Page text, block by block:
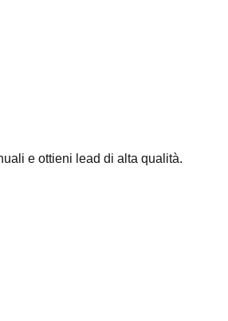
e ottieni lead di alta qualità.